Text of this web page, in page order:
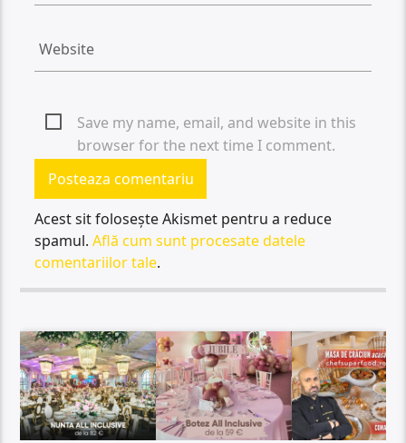
Save my name, email, and website in this
browser for the next time I comment.
Acest sit folosește Akismet pentru a reduce
spamul.Află cum sunt procesate datele
comentariilor tale.